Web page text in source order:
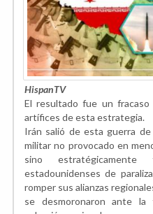
HispanTV
El resultado fue un
artífices de esta estrategia.
Irán salió de esta guerra
militar no provocado en
sino estratégicamente
estadounidenses de
romper sus alianzas
se desmoronaron ante la